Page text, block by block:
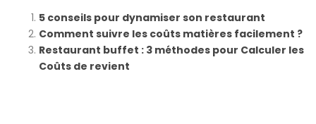
5 conseils pour dynamiser son restaurant
Comment suivre les coûts matières facilement ?
Restaurant buffet : 3 méthodes pour Calculer les
Coûts de revient